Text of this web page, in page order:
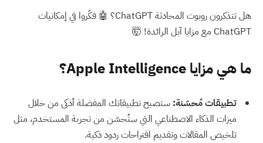
هل تتذكرون روبوت المحادثة ChatGPT؟ 🤖 فكّروا في إمكانيات
ChatGPT مع مزايا آبل الرائدة! 🤯
ما هي مزايا Apple Intelligence؟
تطبيقات مُحسّنة: ستصبح تطبيقاتك المفضلة أذكى من خلال
ميزات الذكاء الاصطناعي التي ستُحسّن من تجربة المستخدم، مثل
تلخيص المقالات وتقديم اقتراحات ردود ذكية.